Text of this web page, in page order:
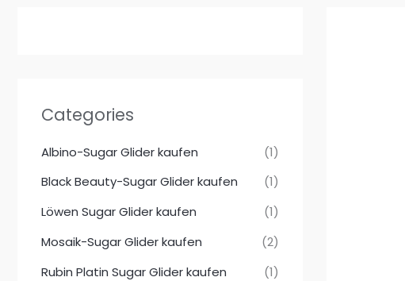
Categories
Albino-Sugar Glider kaufen
(1)
Black Beauty-Sugar Glider kaufen
(1)
Löwen Sugar Glider kaufen
(1)
Mosaik-Sugar Glider kaufen
(2)
Rubin Platin Sugar Glider kaufen
(1)